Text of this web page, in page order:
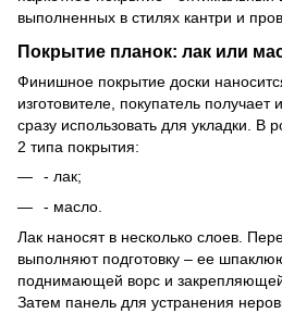
выполненных в стилях кантри и
Покрытие планок: лак или
Финишное покрытие доски
изготовителе, покупатель
сразу использовать для укладки. В
2 типа покрытия:
- лак;
- масло.
Лак наносят в несколько слоев.
выполняют подготовку – ее
поднимающей ворс и
Затем панель для устранения